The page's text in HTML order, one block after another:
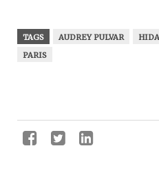
TAGS AUDREY PULVAR
PARIS